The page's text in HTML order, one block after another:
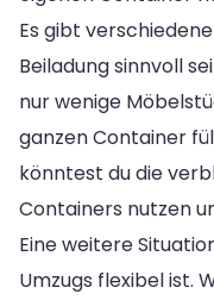
Es gibt
Beiladung sinnvoll
nur wenige
ganzen Container
könntest du die
Containers nutzen
Eine weitere
Umzugs flexibel ist.